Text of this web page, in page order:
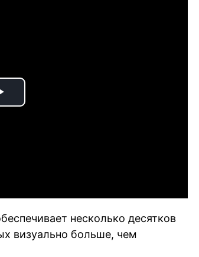
несколько десятков
визуально больше, чем